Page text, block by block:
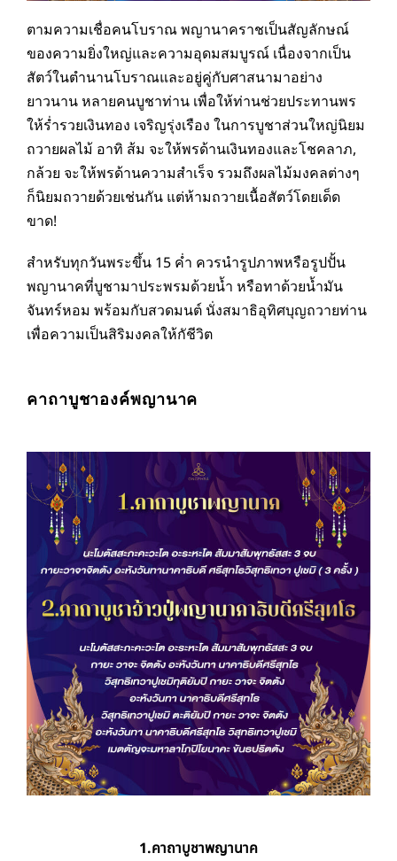
ตามความเชื่อคนโบราณ พญานาคราชเป็นสัญลักษณ์
ของความยิ่งใหญ่และความอุดมสมบูรณ์ เนื่องจากเป็น
สัตว์ในตำนานโบราณและอยู่คู่กับศาสนามาอย่าง
ยาวนาน หลายคนบูชาท่าน เพื่อให้ท่านช่วยประทานพร
ให้ร่ำรวยเงินทอง เจริญรุ่งเรือง ในการบูชาส่วนใหญ่นิยม
ถวายผลไม้ อาทิ ส้ม จะให้พรด้านเงินทองและโชคลาภ,
กล้วย จะให้พรด้านความสำเร็จ รวมถึงผลไม้มงคลต่างๆ
ก็นิยมถวายด้วยเช่นกัน แต่ห้ามถวายเนื้อสัตว์โดยเด็ด
ขาด!
สำหรับทุกวันพระขึ้น 15 ค่ำ ควรนำรูปภาพหรือรูปปั้น
พญานาคที่บูชามาประพรมด้วยน้ำ หรือทาด้วยน้ำมัน
จันทร์หอม พร้อมกับสวดมนต์ นั่งสมาธิอุทิศบุญถวายท่าน
เพื่อความเป็นสิริมงคลให้กัชีวิต
คาถาบูชาองค์พญานาค
1.คาถาบูชาพญานาค